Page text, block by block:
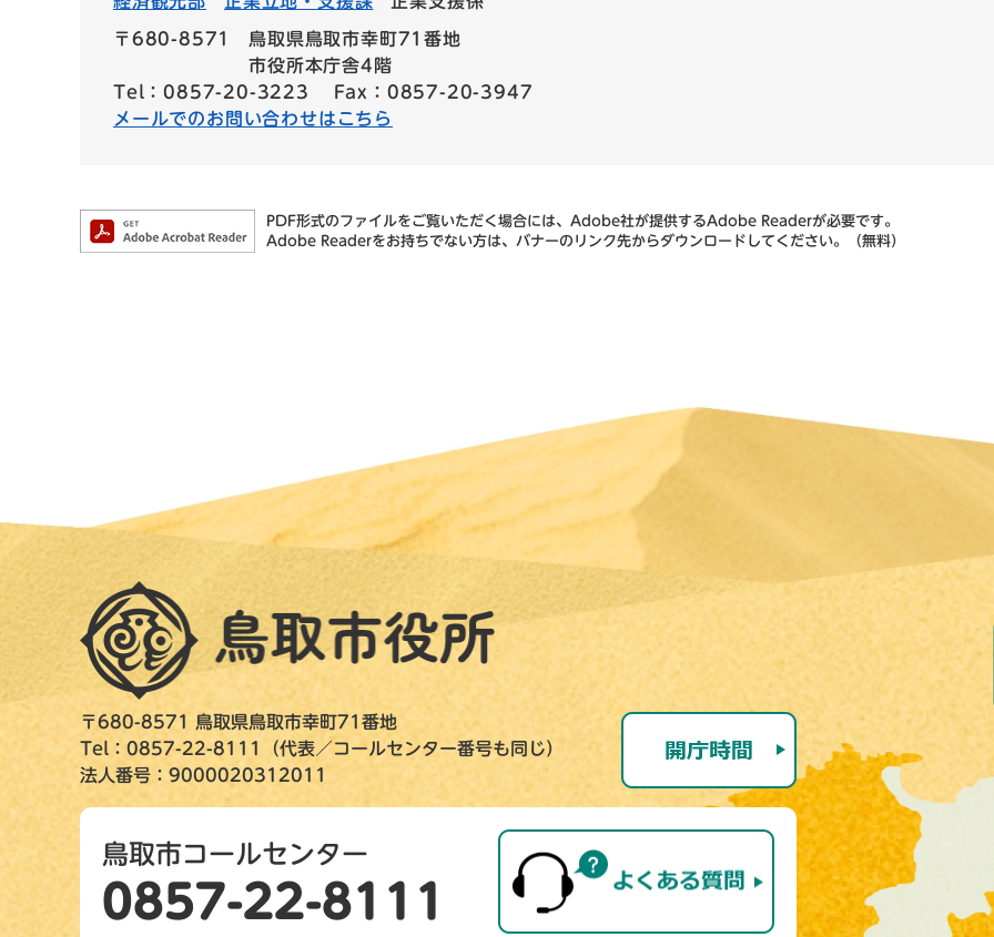
〒680-8571
鳥取県鳥取市幸町71番地
市役所本庁舎4階
Tel：0857-20-3223
Fax：0857-20-3947
メールでのお問い合わせはこちら
PDF形式のファイルをご覧いただく場合には、Adobe社が提供するAdobe Readerが必要です。
Adobe Readerをお持ちでない方は、バナーのリンク先からダウンロードしてください。（無料）
〒680-8571 鳥取県鳥取市幸町71番地
Tel：0857-22-8111（代表／コールセンター番号も同じ）
法人番号：9000020312011
鳥取市コールセンター
0857-22-8111